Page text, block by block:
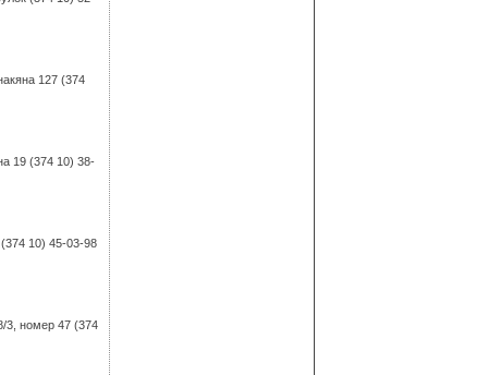
127 (374
19 (374 10) 38-
10) 45-03-98
3, номер 47 (374